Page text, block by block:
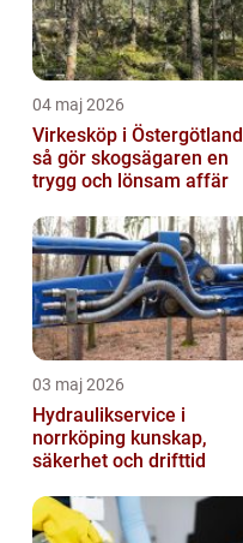
04 maj 2026
Virkesköp i Östergötland
så gör skogsägaren en
trygg och lönsam affär
03 maj 2026
Hydraulikservice i
norrköping kunskap,
säkerhet och drifttid